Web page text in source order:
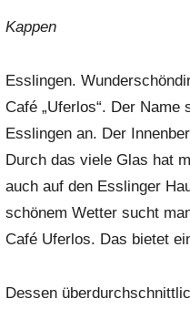
Kappen
Esslingen.
Café „Uferlos“. Der
Esslingen an. Der
Durch das viele Glas hat
auch auf den Esslinger
schönem Wetter sucht
Café Uferlos. Das bietet
Dessen